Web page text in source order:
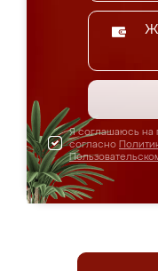
Я соглашаюсь на
согласно